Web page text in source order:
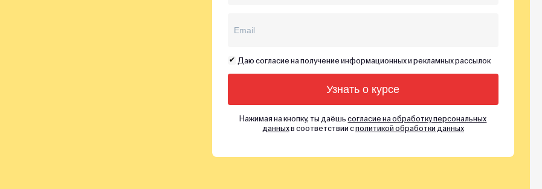
Даю согласие на получение информационных и рекламных рассылок
Нажимая на кнопку, ты даёшьсогласие на обработку персональных
данныхв соответствии сполитикой обработки данных